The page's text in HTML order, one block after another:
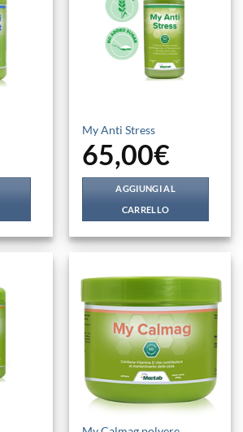
My Anti Stress
65,00€
AGGIUNGI AL
CARRELLO